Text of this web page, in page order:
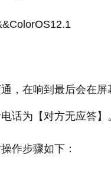
，在响到最后会在
话为【对方无应答】
作步骤如下：